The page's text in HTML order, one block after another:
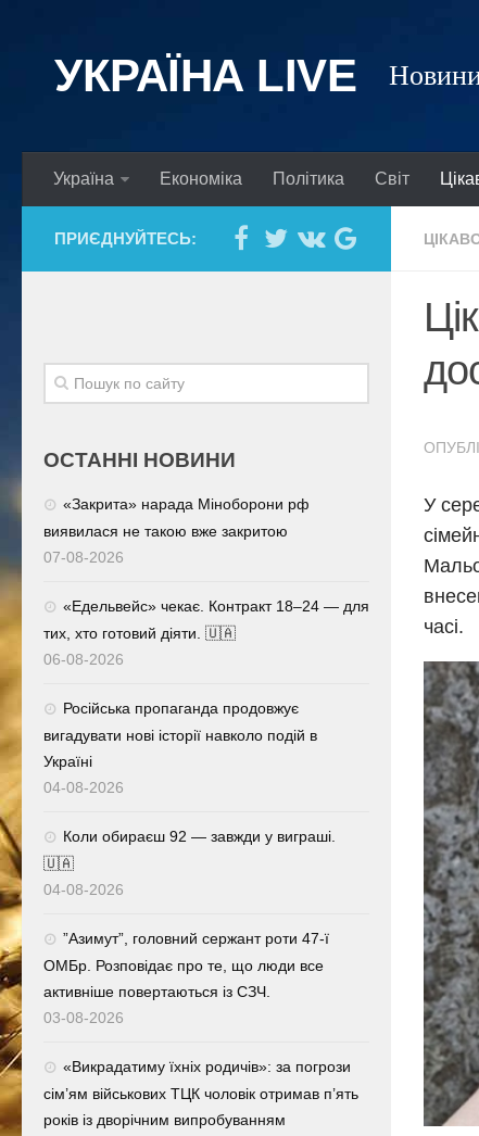
УКРАЇНА LIVE
Україна Економіка Політика Світ
У
часі.
ПРИЄДНУЙТЕСЬ:
ОСТАННІ НОВИНИ
«Закрита» нарада Міноборони рф
виявилася не такою вже закритою
07-08-2026
«Едельвейс» чекає. Контракт 18–24 — для
тих, хто готовий діяти. 🇺🇦
06-08-2026
Російська пропаганда продовжує
вигадувати нові історії навколо подій в
Україні
04-08-2026
Коли обираєш 92 — завжди у виграші.
🇺🇦
04-08-2026
⁨”Азимут”, головний сержант роти 47-ї
ОМБр. Розповідає про те, що люди все
активніше повертаються із СЗЧ.
03-08-2026
«Викрадатиму їхніх родичів»: за погрози
сім’ям військових ТЦК чоловік отримав п’ять
років із дворічним випробуванням